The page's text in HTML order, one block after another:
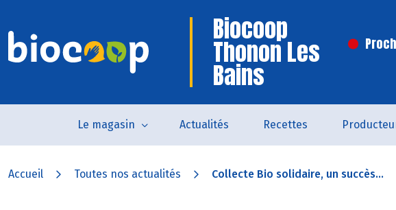
Biocoop
Thonon Les
Bains
Le magasin Actualités Recettes
Accueil Toutes nos actualités Collecte Bio solidaire, un succès...